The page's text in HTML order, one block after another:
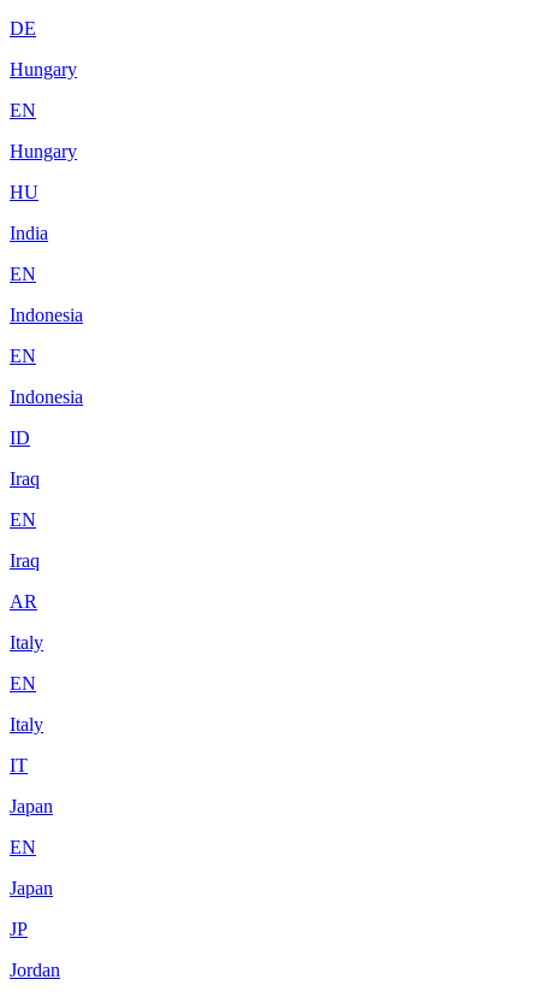
DE
Hungary
EN
Hungary
HU
India
EN
Indonesia
EN
Indonesia
ID
Iraq
EN
Iraq
AR
Italy
EN
Italy
IT
Japan
EN
Japan
JP
Jordan